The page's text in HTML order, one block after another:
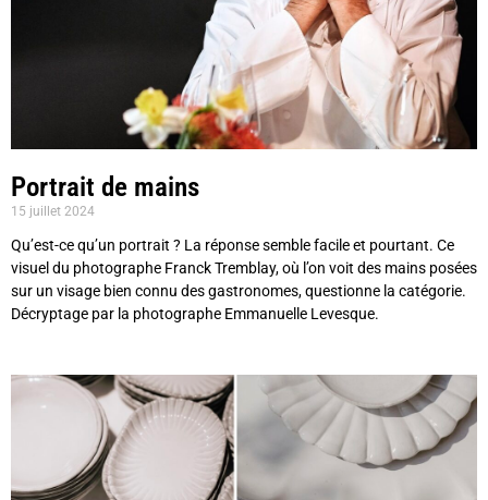
Portrait de mains
15 juillet 2024
Qu’est-ce qu’un portrait ? La réponse semble facile et pourtant. Ce
visuel du photographe Franck Tremblay, où l’on voit des mains posées
sur un visage bien connu des gastronomes, questionne la catégorie.
Décryptage par la photographe Emmanuelle Levesque.